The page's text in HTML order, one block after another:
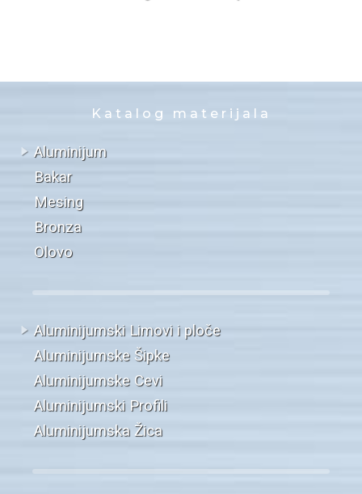
Katalog materijala
Aluminijum
Bakar
Mesing
Bronza
Olovo
Aluminijumski Limovi i ploče
Aluminijumske Šipke
Aluminijumske Cevi
Aluminijumski Profili
Aluminijumska Žica